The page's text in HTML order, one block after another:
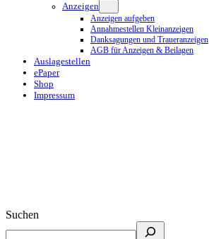
Anzeigen
Anzeigen aufgeben
Annahmestellen Kleinanzeigen
Danksagungen und Traueranzeigen
AGB für Anzeigen & Beilagen
Auslagestellen
ePaper
Shop
Impressum
Suchen